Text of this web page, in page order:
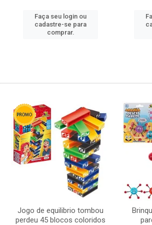
Faça seu login ou
cadastre-se para
comprar.
Jogo de equilibrio tombou
perdeu 45 blocos coloridos